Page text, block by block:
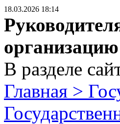
18.03.2026 18:14
В разделе
Главная >